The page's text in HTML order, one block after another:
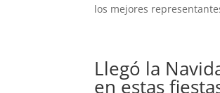
los mejores
Llegó la
en estas